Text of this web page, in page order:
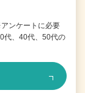
ンケートに必要
、40代、50代の